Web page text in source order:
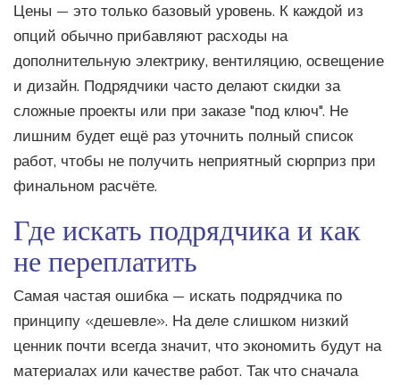
Цены — это только базовый уровень. К каждой из
опций обычно прибавляют расходы на
дополнительную электрику, вентиляцию, освещение
и дизайн. Подрядчики часто делают скидки за
сложные проекты или при заказе "под ключ". Не
лишним будет ещё раз уточнить полный список
работ, чтобы не получить неприятный сюрприз при
финальном расчёте.
Где искать подрядчика и как
не переплатить
Самая частая ошибка — искать подрядчика по
принципу «дешевле». На деле слишком низкий
ценник почти всегда значит, что экономить будут на
материалах или качестве работ. Так что сначала